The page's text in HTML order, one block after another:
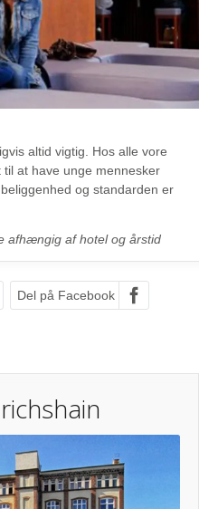
altid vigtig. Hos alle vore
at have unge mennesker
og standarden er
af hotel og årstid
Del på Facebook